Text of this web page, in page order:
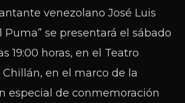
venezolano José Luis
Puma” se presentará el sábado
19:00 horas, en el Teatro
en el marco de la
especial de conmemoración